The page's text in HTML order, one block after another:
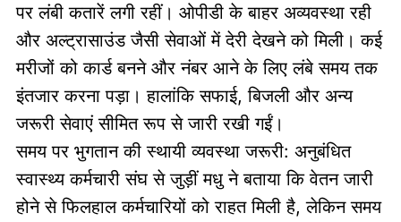
पर लंबी कतारें लगी रहीं। ओपीडी के बाहर अव्यवस्था रही
और अल्ट्रासाउंड जैसी सेवाओं में देरी देखने को मिली। कई
मरीजों को कार्ड बनने और नंबर आने के लिए लंबे समय तक
इंतजार करना पड़ा। हालांकि सफाई, बिजली और अन्य
जरूरी सेवाएं सीमित रूप से जारी रखी गईं।
समय पर भुगतान की स्थायी व्यवस्था जरूरी: अनुबंधित
स्वास्थ्य कर्मचारी संघ से जुड़ीं मधु ने बताया कि वेतन जारी
होने से फिलहाल कर्मचारियों को राहत मिली है, लेकिन समय